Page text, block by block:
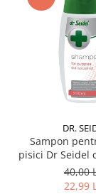
DR.
Sampon
pisici Dr Seidel
220
40,00
22,99